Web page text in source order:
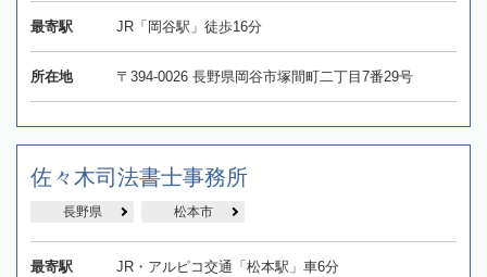
最寄駅 JR「岡谷駅」徒歩16分
所在地 〒394-0026 長野県岡谷市塚間町二丁目7番29号
佐々木司法書士事務所
長野県 松本市
最寄駅 JR・アルピコ交通「松本駅」車6分